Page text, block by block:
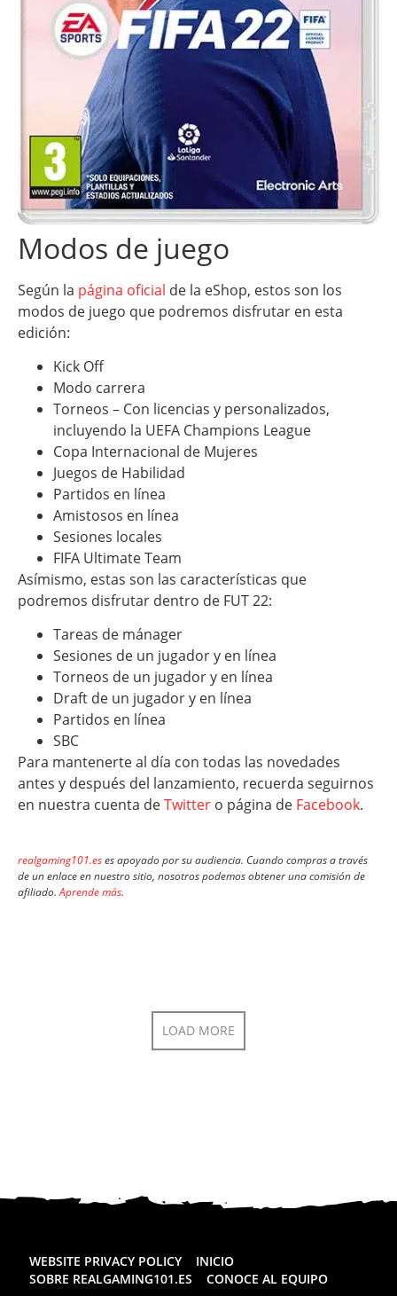
Modos de juego
Según la página oficial de la eShop, estos son los
modos de juego que podremos disfrutar en esta
edición:
Kick Off
Modo carrera
Torneos – Con licencias y personalizados,
incluyendo la UEFA Champions League
Copa Internacional de Mujeres
Juegos de Habilidad
Partidos en línea
Amistosos en línea
Sesiones locales
FIFA Ultimate Team
Asímismo, estas son las características que
podremos disfrutar dentro de FUT 22:
Tareas de mánager
Sesiones de un jugador y en línea
Torneos de un jugador y en línea
Draft de un jugador y en línea
Partidos en línea
SBC
Para mantenerte al día con todas las novedades
antes y después del lanzamiento, recuerda seguirnos
en nuestra cuenta deTwitter o página de Facebook.
realgaming101.eses apoyado por su audiencia. Cuando compras a través
de un enlace en nuestro sitio, nosotros podemos obtener una comisión de
afiliado.Aprende más.
LOAD MORE
WEBSITE PRIVACY POLICY
INICIO
SOBRE REALGAMING101.ES
CONOCE AL EQUIPO